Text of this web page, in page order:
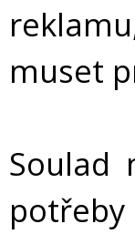
muset
Soulad